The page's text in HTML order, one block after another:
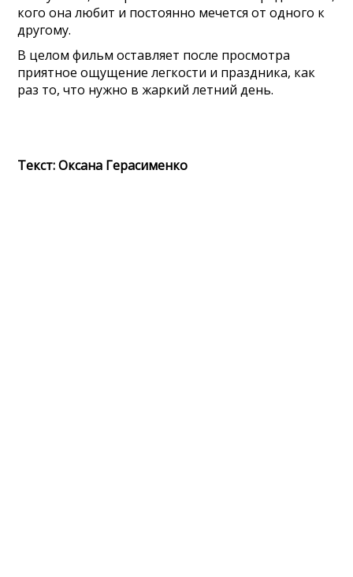
кого она любит и постоянно мечется от одного к
другому.
В целом фильм оставляет после просмотра
приятное ощущение легкости и праздника, как
раз то, что нужно в жаркий летний день.
Текст: Оксана Герасименко